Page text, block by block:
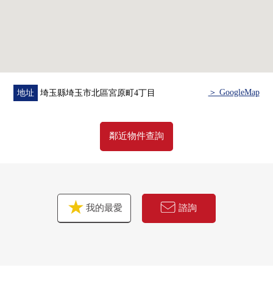
地址 埼玉縣埼玉市北區宮原町4丁目 ＞ GoogleMap
鄰近物件查詢
我的最愛 諮詢